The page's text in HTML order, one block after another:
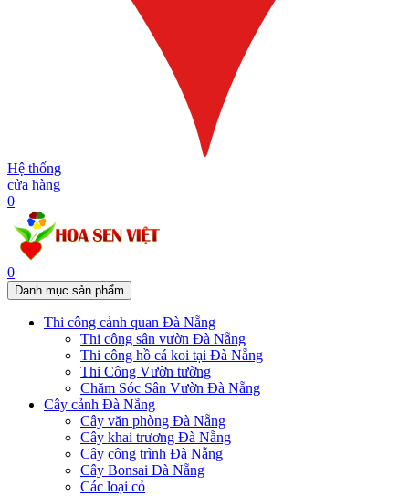
Hệ thống
cửa hàng
0
0
Danh mục sản phẩm
Thi công cảnh quan Đà Nẵng
Thi công sân vườn Đà Nẵng
Thi công hồ cá koi tại Đà Nẵng
Thi Công Vườn tường
Chăm Sóc Sân Vườn Đà Nẵng
Cây cảnh Đà Nẵng
Cây văn phòng Đà Nẵng
Cây khai trương Đà Nẵng
Cây công trình Đà Nẵng
Cây Bonsai Đà Nẵng
Các loại cỏ